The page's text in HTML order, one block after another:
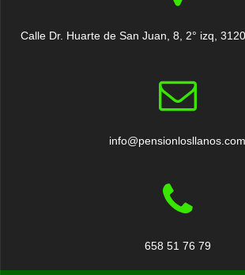
Calle Dr. Huarte de San Juan, 8, 2° izq,
info@pensionlosllanos.com
658 51 76 79